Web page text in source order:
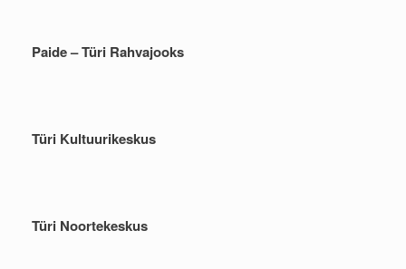
Paide – Türi Rahvajooks
Türi Kultuurikeskus
Türi Noortekeskus